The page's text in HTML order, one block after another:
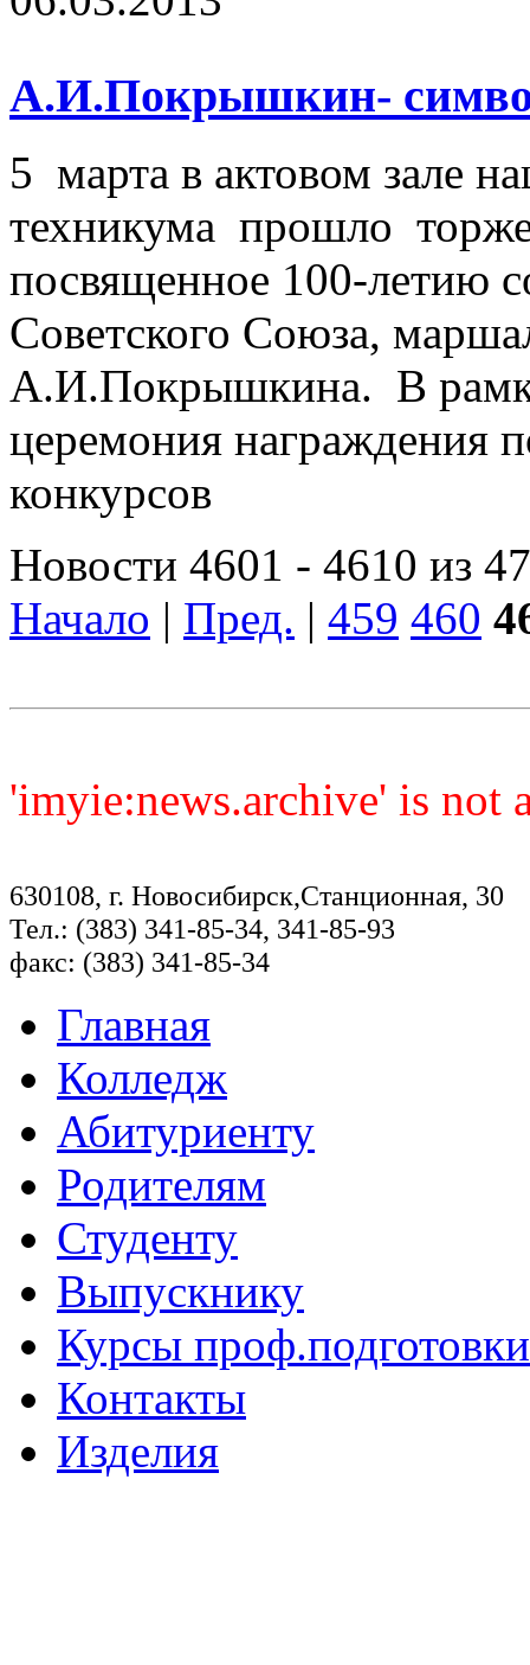
А.И.Покрышкин-
5 марта в актовом зале
техникума прошло
посвященное 100-летию
Советского Союза,
А.И.Покрышкина. В
церемония награждения
конкурсов
Новости 4601 - 4610 из
Начало | Пред. | 459 460
'imyie:news.archive' is not
630108, г. Новосибирск,Станционная, 30
Тел.: (383) 341-85-34, 341-85-93
факс: (383) 341-85-34
Главная
Колледж
Абитуриенту
Родителям
Студенту
Выпускнику
Курсы проф.подготовки
Контакты
Изделия